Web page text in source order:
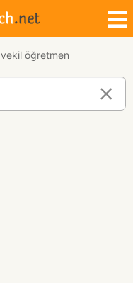
vekil öğretmen